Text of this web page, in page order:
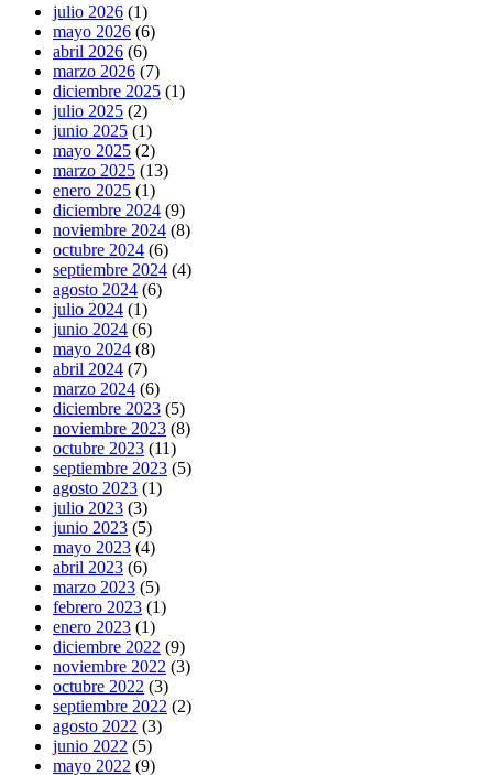
julio 2026 (1)
mayo 2026 (6)
abril 2026 (6)
marzo 2026 (7)
diciembre 2025 (1)
julio 2025 (2)
junio 2025 (1)
mayo 2025 (2)
marzo 2025 (13)
enero 2025 (1)
diciembre 2024 (9)
noviembre 2024 (8)
octubre 2024 (6)
septiembre 2024 (4)
agosto 2024 (6)
julio 2024 (1)
junio 2024 (6)
mayo 2024 (8)
abril 2024 (7)
marzo 2024 (6)
diciembre 2023 (5)
noviembre 2023 (8)
octubre 2023 (11)
septiembre 2023 (5)
agosto 2023 (1)
julio 2023 (3)
junio 2023 (5)
mayo 2023 (4)
abril 2023 (6)
marzo 2023 (5)
febrero 2023 (1)
enero 2023 (1)
diciembre 2022 (9)
noviembre 2022 (3)
octubre 2022 (3)
septiembre 2022 (2)
agosto 2022 (3)
junio 2022 (5)
mayo 2022 (9)